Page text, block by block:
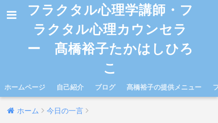
フラクタル心理学講師・フ
ラクタル心理カウンセラ
ー 髙橋裕子たかはしひろ
こ
ホームページ 自己紹介 ブログ 髙橋裕子の提供メニュー
ホーム 今日の一言